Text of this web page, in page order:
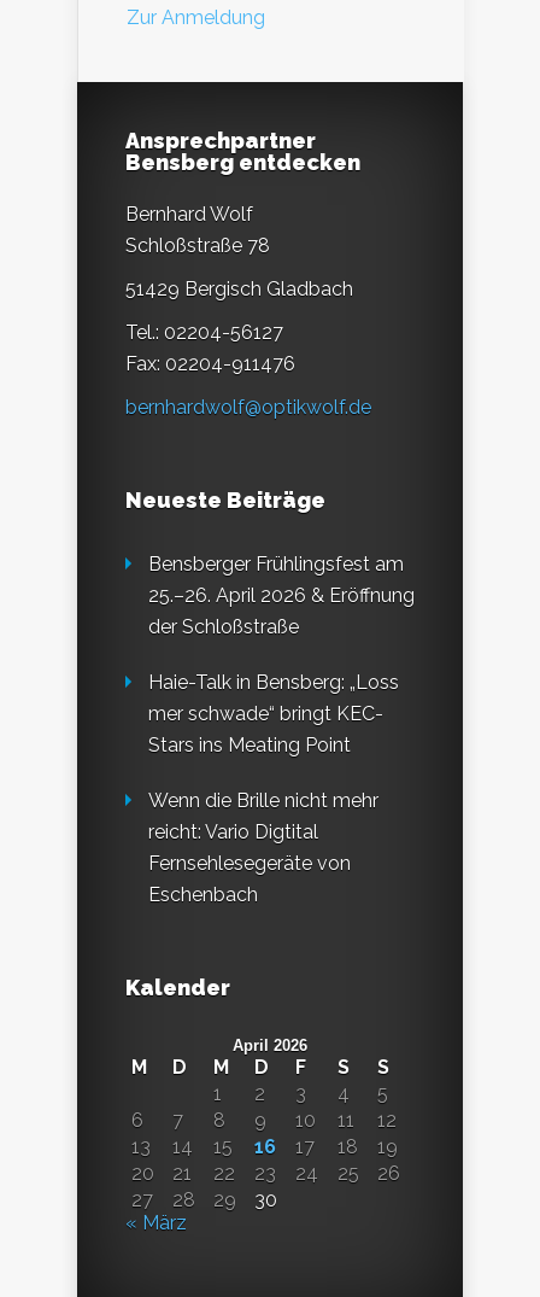
Zur Anmeldung
Ansprechpartner
Bensberg entdecken
Bernhard Wolf
Schloßstraße 78
51429 Bergisch Gladbach
Tel.: 02204-56127
Fax: 02204-911476
bernhardwolf@optikwolf.de
Neueste Beiträge
Bensberger Frühlingsfest am
25.–26. April 2026 & Eröffnung
der Schloßstraße
Haie-Talk in Bensberg: „Loss
mer schwade“ bringt KEC-
Stars ins Meating Point
Wenn die Brille nicht mehr
reicht: Vario Digtital
Fernsehlesegeräte von
Eschenbach
Kalender
April 2026
M D M D F S
S
1
2 3 4
5
6
7 8 9 10 11
12
13
14 15 16 17 18
19
20
21 22 23 24 25
26
27
28 29
30
« März